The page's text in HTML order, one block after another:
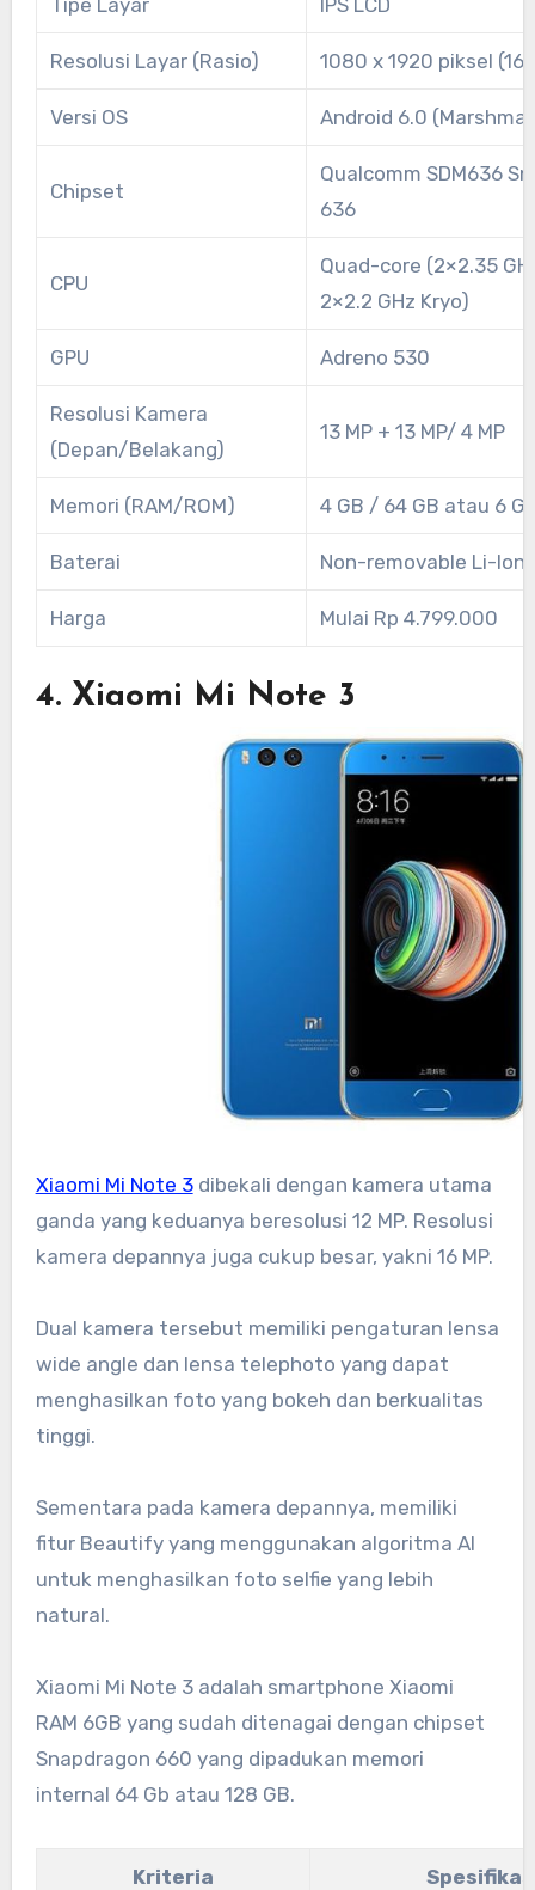
Tipe Layar IPS LCD
Resolusi Layar (Rasio) 1080 x 1920 piksel
Versi OS Android 6.0
Chipset
Qualcomm SDM636
636
CPU
Quad-core (2×2.35
2×2.2 GHz Kryo)
GPU Adreno 530
Resolusi Kamera
(Depan/Belakang)
13 MP + 13 MP/ 4 MP
Memori (RAM/ROM) 4 GB / 64 GB atau 6
Baterai Non-removable Li-Ion
Harga Mulai Rp 4.799.000
4. Xiaomi Mi Note 3
Xiaomi Mi Note 3dibekali dengan kamera utama
ganda yang keduanya beresolusi 12 MP. Resolusi
kamera depannya juga cukup besar, yakni 16 MP.
Dual kamera tersebut memiliki pengaturan lensa
wide angle dan lensa telephoto yang dapat
menghasilkan foto yang bokeh dan berkualitas
tinggi.
Sementara pada kamera depannya, memiliki
fitur Beautify yang menggunakan algoritma AI
untuk menghasilkan foto selfie yang lebih
natural.
Xiaomi Mi Note 3 adalah smartphone Xiaomi
RAM 6GB yang sudah ditenagai dengan chipset
Snapdragon 660 yang dipadukan memori
internal 64 Gb atau 128 GB.
Kriteria